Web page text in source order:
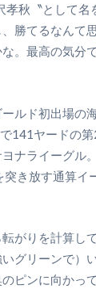
孝秋〝として
勝てるなんて
。最高の気分
ルド初出場の
141ヤードの
ナライーグル
き放す通算イ
転がりを計算し
グリーンで）
のピンに向かっ